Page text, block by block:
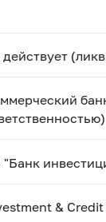
"Банк
& Credit